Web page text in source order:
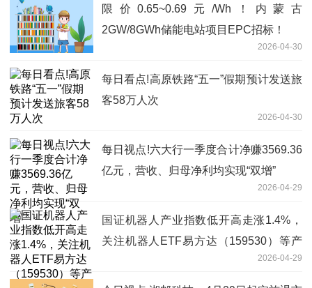
限价0.65~0.69元/Wh！内蒙古
2GW/8GWh储能电站项目EPC招标！
2026-04-30
每日看点!高原铁路“五一”假期预计发送旅
客58万人次
2026-04-30
每日视点!六大行一季度合计净赚3569.36
亿元，营收、归母净利均实现“双增”
2026-04-29
国证机器人产业指数低开高走涨1.4%，
关注机器人ETF易方达（159530）等产
2026-04-29